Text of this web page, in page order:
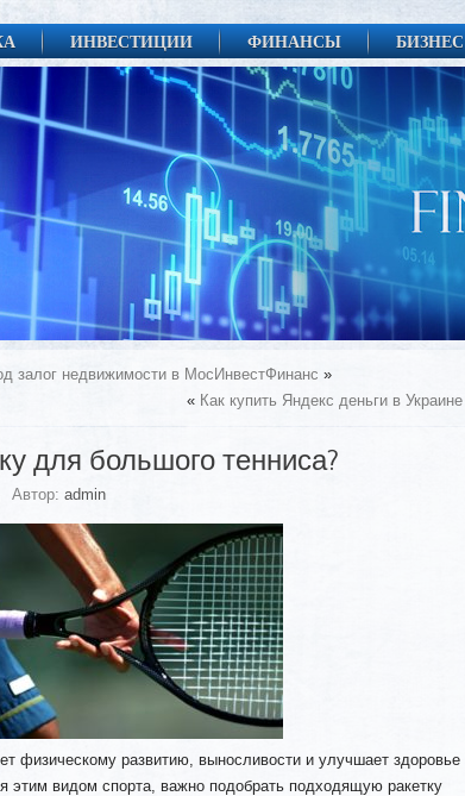
ИНВЕСТИЦИИ ФИНАНСЫ БИЗНЕС
залог недвижимости в МосИнвестФинанс »
« Как купить Яндекс деньги в Украине
для большого тенниса?
Автор: admin
физическому развитию, выносливости и улучшает здоровье
этим видом спорта, важно подобрать подходящую ракетку